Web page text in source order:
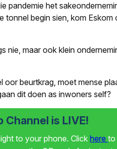
pandemie het
tonnel begin sien, kom
nie, maar ook klein
beurtkrag, moet mense
dit doen as inwoners self?
is LIVE!
to your phone. Click here to